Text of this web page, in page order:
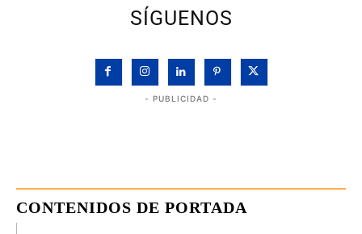
SÍGUENOS
- PUBLICIDAD -
CONTENIDOS DE PORTADA